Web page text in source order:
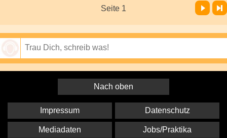
Seite 1
Vor Letzte Seite
Nach oben
Impressum Datenschutz
Mediadaten Jobs/Praktika